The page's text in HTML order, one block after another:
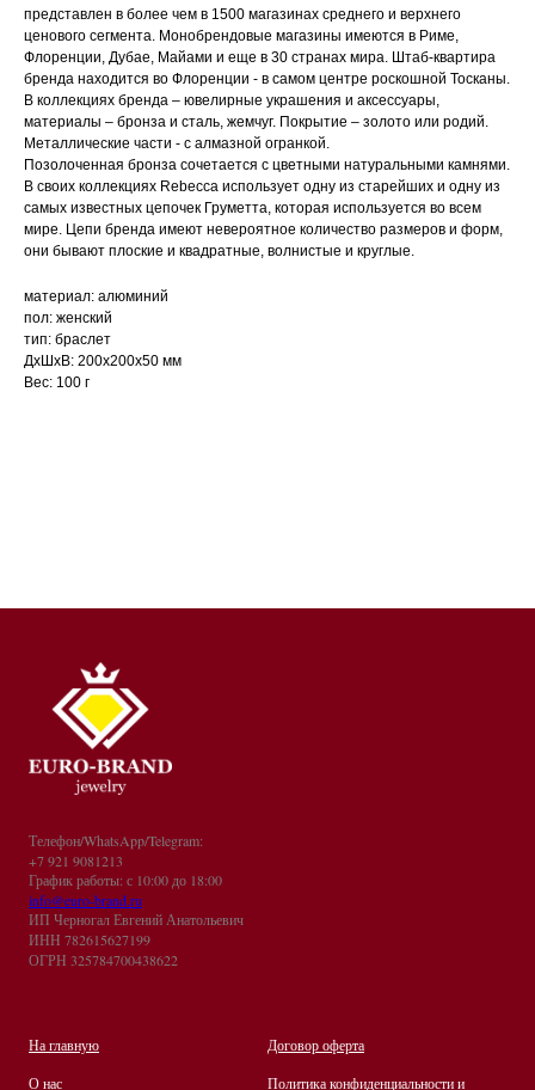
представлен в более чем в 1500 магазинах среднего и верхнего
ценового сегмента. Монобрендовые магазины имеются в Риме,
Флоренции, Дубае, Майами и еще в 30 странах мира. Штаб-квартира
бренда находится во Флоренции - в самом центре роскошной Тосканы.
В коллекциях бренда – ювелирные украшения и аксессуары,
материалы – бронза и сталь, жемчуг. Покрытие – золото или родий.
Металлические части - с алмазной огранкой.
Позолоченная бронза сочетается с цветными натуральными камнями.
В своих коллекциях Rebecca использует одну из старейших и одну из
самых известных цепочек Груметта, которая используется во всем
мире. Цепи бренда имеют невероятное количество размеров и форм,
они бывают плоские и квадратные, волнистые и круглые.
материал: алюминий
пол: женский
тип: браслет
ДxШxВ: 200x200x50 мм
Вес: 100 г
Телефон/WhatsApp/Telegram:
+7 921 9081213
График работы: с 10:00 до 18:00
info@euro-brand.ru
ИП Черногал Евгений Анатольевич
ИНН 782615627199
ОГРН 325784700438622
На главную
О нас
Договор оферта
Политика конфиденциальности и